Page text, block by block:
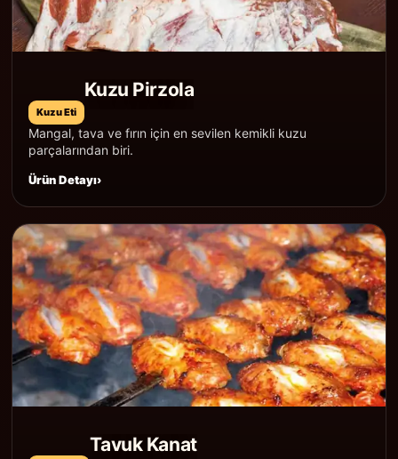
Kuzu Eti
Kuzu Pirzola
Mangal, tava ve fırın için en sevilen kemikli kuzu
parçalarından biri.
Ürün Detayı
Tavuk Kanat